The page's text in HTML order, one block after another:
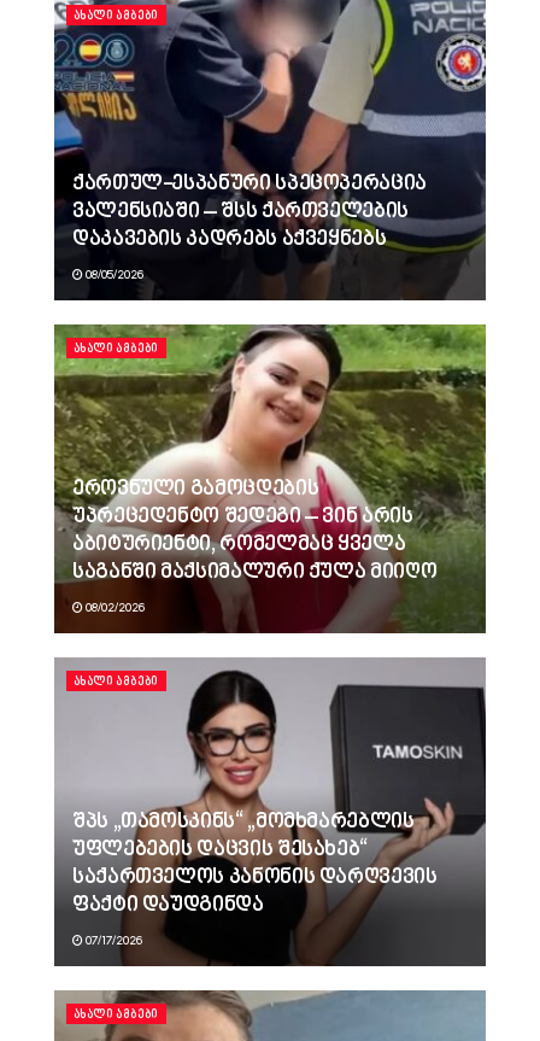
ᲐᲮᲐᲚᲘ ᲐᲛᲑᲔᲑᲘ
ქართულ-ესპანური სპეცოპერაცია
ვალენსიაში – შსს ქართველების
დაკავების კადრებს აქვეყნებს
08/05/2026
ᲐᲮᲐᲚᲘ ᲐᲛᲑᲔᲑᲘ
ეროვნული გამოცდების
უპრეცედენტო შედეგი – ვინ არის
აბიტურიენტი, რომელმაც ყველა
საგანში მაქსიმალური ქულა მიიღო
08/02/2026
ᲐᲮᲐᲚᲘ ᲐᲛᲑᲔᲑᲘ
შპს „თამოსკინს“ „მომხმარებლის
უფლებების დაცვის შესახებ“
საქართველოს კანონის დარღვევის
ფაქტი დაუდგინდა
07/17/2026
ᲐᲮᲐᲚᲘ ᲐᲛᲑᲔᲑᲘ